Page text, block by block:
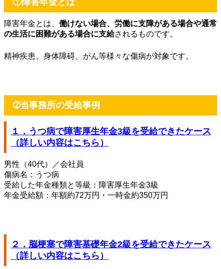
①障害年金とは
障害年金とは、 働けない場合、労働に支障がある場合や通常
の生活に困難がある場合に支給されるものです。
精神疾患、身体障碍、がん等様々な傷病が対象です。
➁当事務所の受給事例
１．うつ病で障害厚生年金3級を受給できたケース
（詳しい内容はこちら）
男性（40代）／会社員
傷病名：うつ病
受給した年金種類と等級：障害厚生年金3級
年金受給額：年額約72万円・一時金約350万円
２．脳梗塞で障害基礎年金2級を受給できたケース
（詳しい内容はこちら）